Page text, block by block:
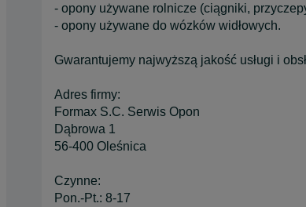
- opony używane rolnicze (ciągniki,
- opony używane do wózków widłowych.
Gwarantujemy najwyższą jakość usługi i
Adres firmy:
Formax S.C. Serwis Opon
Dąbrowa 1
56-400 Oleśnica
Czynne:
Pon.-Pt.: 8-17